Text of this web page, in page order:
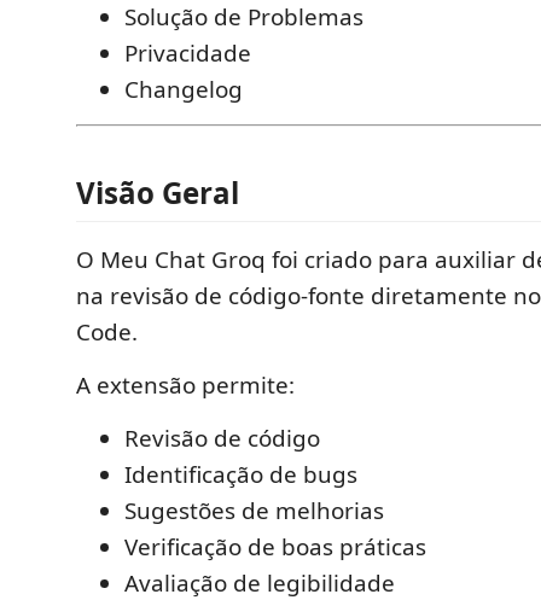
Solução de Problemas
Privacidade
Changelog
Visão Geral
O Meu Chat Groq foi criado para auxiliar
na revisão de código-fonte diretamente
Code.
A extensão permite:
Revisão de código
Identificação de bugs
Sugestões de melhorias
Verificação de boas práticas
Avaliação de legibilidade